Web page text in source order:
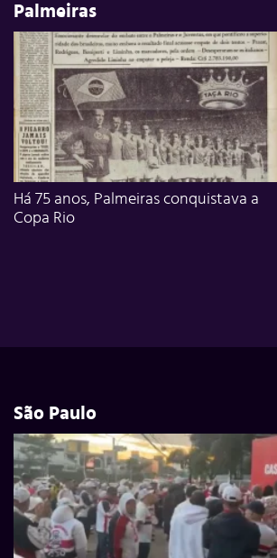
Palmeiras
Há 75 anos, Palmeiras conquistava a
Copa Rio
São Paulo